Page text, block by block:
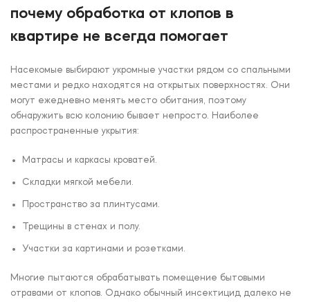
почему обработка от клопов в
квартире не всегда помогает
Насекомые выбирают укромные участки рядом со спальными
местами и редко находятся на открытых поверхностях. Они
могут ежедневно менять место обитания, поэтому
обнаружить всю колонию бывает непросто. Наиболее
распространенные укрытия:
Матрасы и каркасы кроватей.
Складки мягкой мебели.
Пространство за плинтусами.
Трещины в стенах и полу.
Участки за картинами и розетками.
Многие пытаются обрабатывать помещение бытовыми
отравами от клопов. Однако обычный инсектицид далеко не